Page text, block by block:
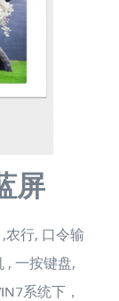
屏
农行, 口令输
, 一按键盘,
系统下，